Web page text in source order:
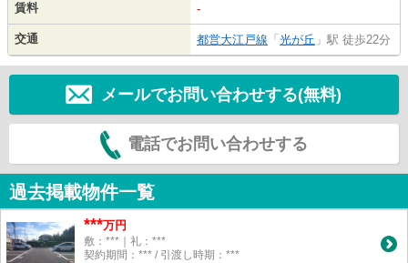
賃料 -
交通 都営大江戸線 「 光が丘 」駅 徒歩22分
メールでお問い合わせする(無料)
電話でお問い合わせする
過去掲載物件一覧
***万円
敷：***｜礼：***
契約期間：*** / 引渡し時期：***